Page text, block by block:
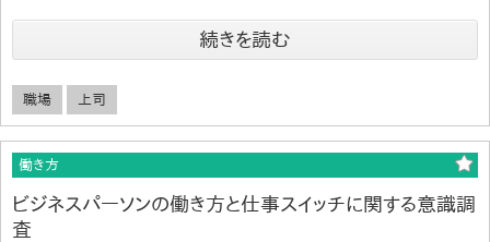
続きを読む
職場 上司
働き方
ビジネスパーソンの働き方と仕事スイッチに関する意識調
査